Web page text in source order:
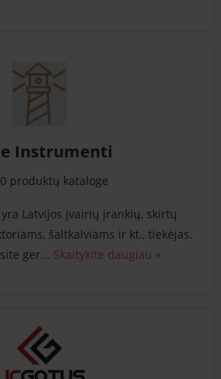
Instrumenti
produktų kataloge
Latvijos įvairių įrankių, skirtų
šaltkalviams ir kt., tiekėjas.
ger... Skaitykite daugiau »